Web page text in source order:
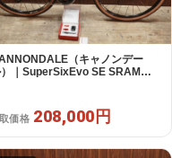
（キャノンデー
｜SuperSixEvo SE SRAM
｜美品｜買取金額 208,000円
価格 208,000円